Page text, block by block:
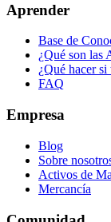
Aprender
Base de
¿Qué son las
¿Qué hacer si
FAQ
Empresa
Blog
Sobre
Activos de
Mercancía